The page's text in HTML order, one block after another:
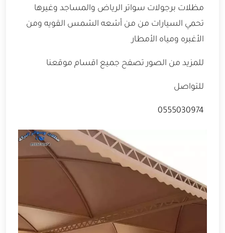
مظلات برجولات سواتر الرياض والمساجد وغيرها
تحمي السيارات من من أشعه الشمس القويه ومن
الأغبره ومياه الأمطار
للمزيد من الصور تصفح جميع اقسام موقعنا
للتواصل
0555030974